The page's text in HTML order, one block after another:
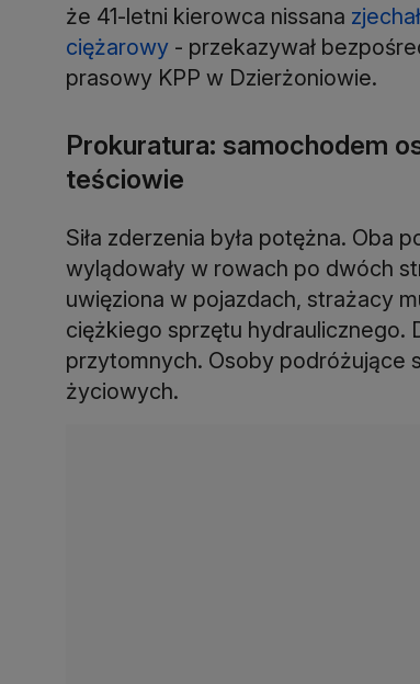
że 41-letni kierowca nissana
ciężarowy - przekazywał
prasowy KPP w Dzierżoniowie.
Prokuratura: samochodem
teściowie
Siła zderzenia była potężna. Oba
wylądowały w rowach po dwóch
uwięziona w pojazdach, strażacy
ciężkiego sprzętu hydraulicznego.
przytomnych. Osoby podróżujące
życiowych.